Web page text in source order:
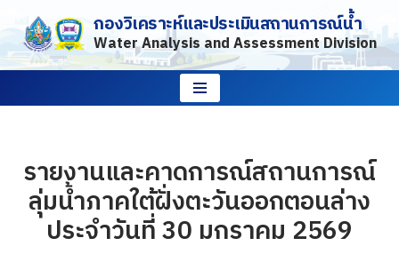
Skip
to
กองวิเคราะห์และประเมินสถานการณ์น้ำ
Water Analysis and Assessment Division
รายงานและคาดการณ์สถานการณ์
ลุ่มน้ำภาคใต้ฝั่งตะวันออกตอนล่าง
ประจำวันที่ 30 มกราคม 2569